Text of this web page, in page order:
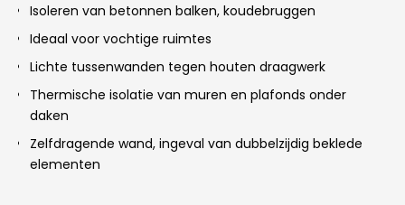
Isoleren van betonnen balken, koudebruggen
Ideaal voor vochtige ruimtes
Lichte tussenwanden tegen houten draagwerk
Thermische isolatie van muren en plafonds onder
daken
Zelfdragende wand, ingeval van dubbelzijdig beklede
elementen